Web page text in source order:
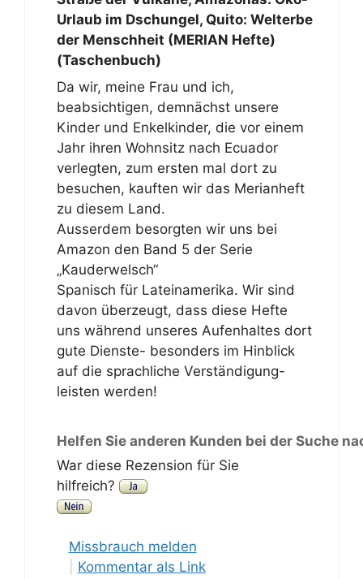
Urlaub im Dschungel, Quito: Welterbe
der Menschheit (MERIAN Hefte)
(Taschenbuch)
Da wir, meine Frau und ich,
beabsichtigen, demnächst unsere
Kinder und Enkelkinder, die vor einem
Jahr ihren Wohnsitz nach Ecuador
verlegten, zum ersten mal dort zu
besuchen, kauften wir das Merianheft
zu diesem Land.
Ausserdem besorgten wir uns bei
Amazon den Band 5 der Serie
„Kauderwelsch“
Spanisch für Lateinamerika. Wir sind
davon überzeugt, dass diese Hefte
uns während unseres Aufenhaltes dort
gute Dienste- besonders im Hinblick
auf die sprachliche Verständigung-
leisten werden!
Helfen Sie anderen Kunden bei der Suche
War diese Rezension für Sie
hilfreich?
Missbrauch melden
Kommentar als Link